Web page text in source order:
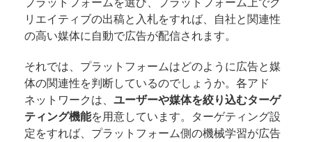
プラットフォームを選び、プラットフォーム上でク
リエイティブの出稿と入札をすれば、自社と関連性
の高い媒体に自動で広告が配信されます。
それでは、プラットフォームはどのように広告と媒
体の関連性を判断しているのでしょうか。各アド
ネットワークは、 ユーザーや媒体を絞り込むターゲ
ティング機能を用意しています。ターゲティング設
定をすれば、プラットフォーム側の機械学習が広告